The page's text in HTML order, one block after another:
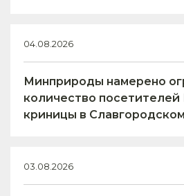
04.08.2026
Минприроды намерено
количество посетителей
криницы в
03.08.2026